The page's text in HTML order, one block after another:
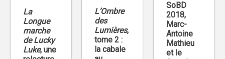
La
Longue
marche
de Lucky
Luke, une
L’Ombre
des
Lumières,
tome 2 :
la cabale
SoBD
2018,
Marc-
Antoine
Mathieu
et le